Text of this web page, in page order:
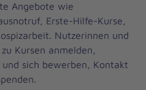
Angebote wie
Erste-Hilfe-Kurse,
Nutzerinnen und
Kursen anmelden,
sich bewerben, Kontakt